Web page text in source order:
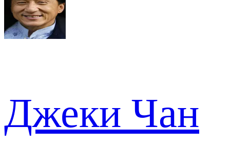
Джеки Чан